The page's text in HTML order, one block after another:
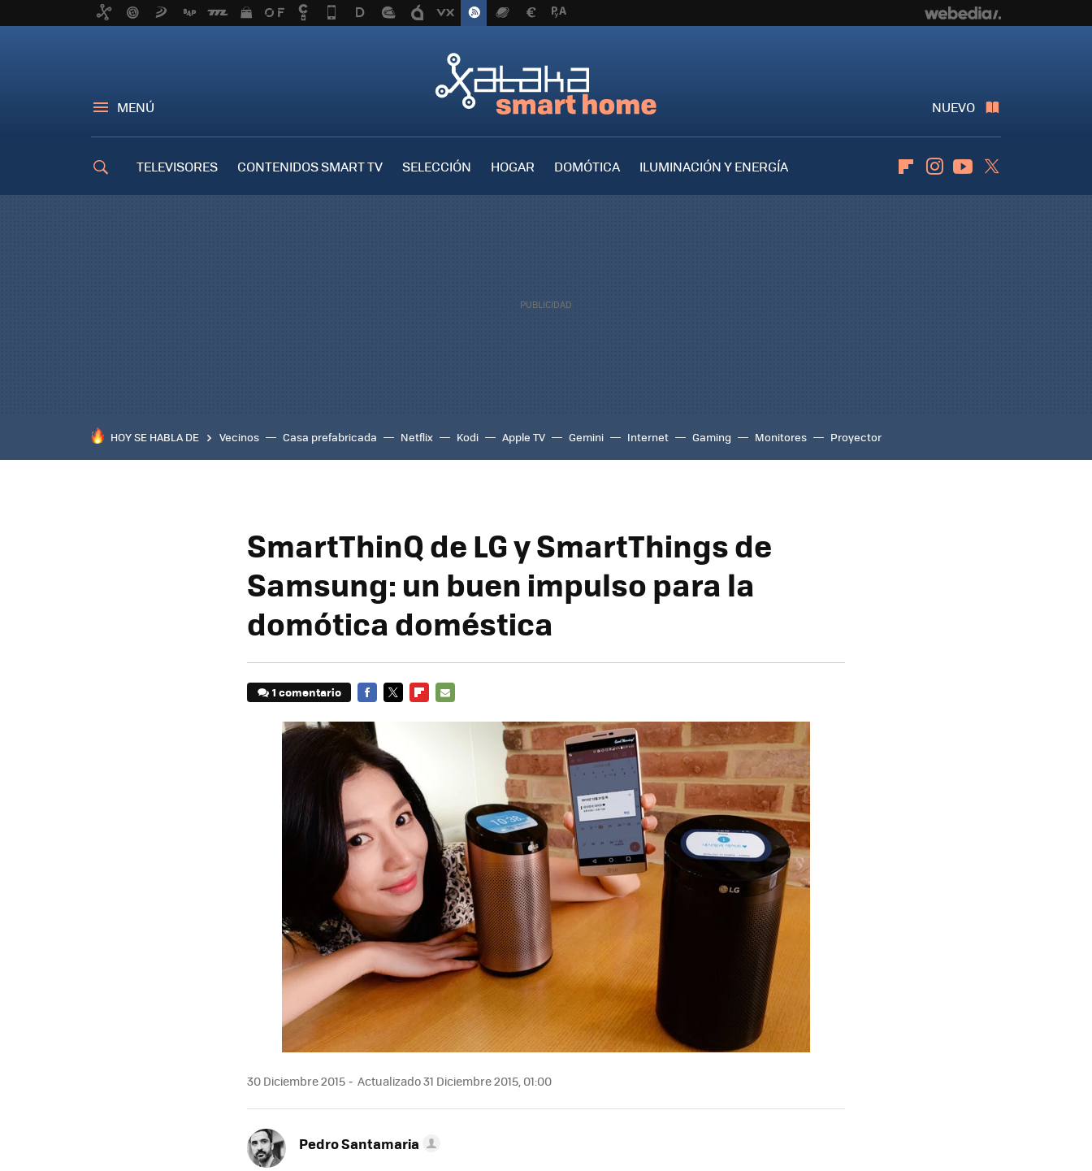
MENÚ NUEVO
TELEVISORES CONTENIDOS SMART TV SELECCIÓN HOGAR DOMÓTICA
ILUMINACIÓN Y ENERGÍA
FlipboardInstagramYoutube
HOY SE HABLA DE Vecinos Casa prefabricada Netflix Kodi Apple TV Gemini Internet Gaming Monitores Proyector
SmartThinQ de LG y SmartThings de
Samsung: un buen impulso para la
domótica doméstica
1 comentario
30 Diciembre 2015 Actualizado 31 Diciembre 2015, 01:00
Pedro Santamaria